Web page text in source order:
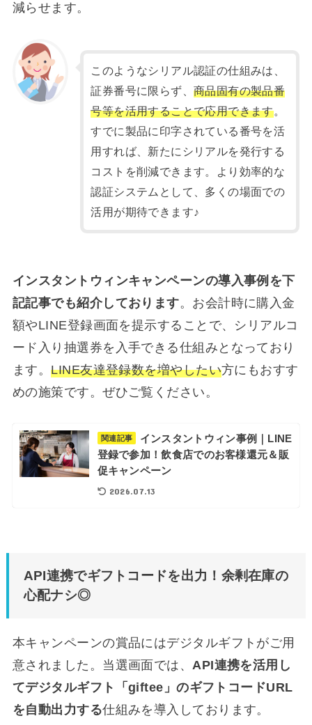
減らせます。
このようなシリアル認証の仕組みは、
証券番号に限らず、 商品固有の製品番
号等を活用することで応用できます。
すでに製品に印字されている番号を活
用すれば、新たにシリアルを発行する
コストを削減できます。より効率的な
認証システムとして、多くの場面での
活用が期待できます♪
インスタントウィンキャンペーンの導入事例を下
記記事でも紹介しております。お会計時に購入金
額やLINE登録画面を提示することで、シリアルコ
ード入り抽選券を入手できる仕組みとなっており
ます。LINE友達登録数を増やしたい方にもおすす
めの施策です。ぜひご覧ください。
関連記事
インスタントウィン事例｜LINE
登録で参加！飲食店でのお客様還元＆販
促キャンペーン
2026.07.13
API連携でギフトコードを出力！余剰在庫の
心配ナシ◎
本キャンペーンの賞品にはデジタルギフトがご用
意されました。当選画面では、 API連携を活用し
てデジタルギフト「giftee」のギフトコードURL
を自動出力する仕組みを導入しております。